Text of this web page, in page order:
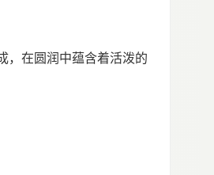
，在圆润中蕴含着活泼的